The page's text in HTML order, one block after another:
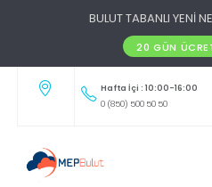
BULUT TABANLI YENİ
20 GÜN
Hafta İçi : 10:00-16:00
0 (850) 500 50 50